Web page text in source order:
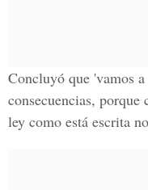
Concluyó que 'vamos
consecuencias, porque
ley como está escrita